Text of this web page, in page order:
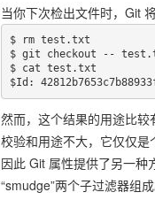
当你下次检出文件时，Git
$ rm test.txt
$ git checkout --
$ cat test.txt
$Id:
然而，这个结果的用途比
校验和用途不大，它仅仅是
因此 Git 属性提供了另一种
“smudge”两个子过滤器组